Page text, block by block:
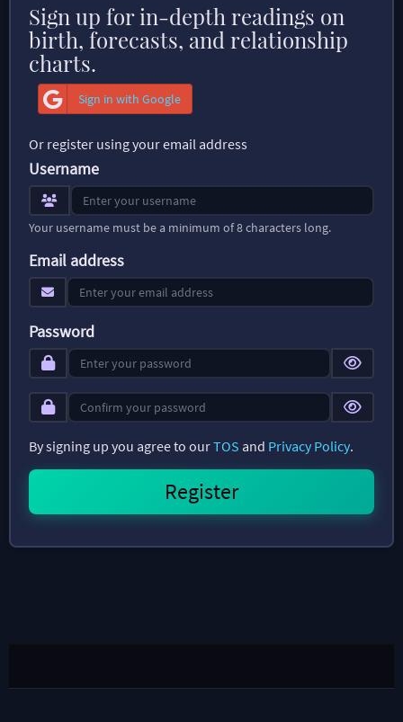
Sign up for in-depth readings on
birth, forecasts, and relationship
charts.
Sign in with Google
Or register using your email address
Username
Your username must be a minimum of 8 characters long.
Email address
Password
By signing up you agree to ourTOS and Privacy Policy.